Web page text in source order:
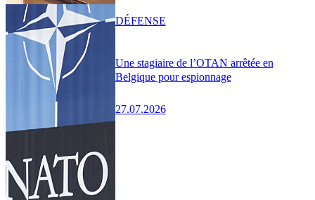
Une stagiaire de l’OTAN arrêtée en
Belgique pour espionnage
27.07.2026
DÉFENSE